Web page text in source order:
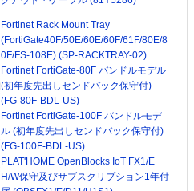
Fortinet Rack Mount Tray
(FortiGate40F/50E/60E/60F/61F/80E/8
0F/FS-108E) (SP-RACKTRAY-02)
Fortinet FortiGate-80F バンドルモデル
(初年度先出しセンドバック保守付)
(FG-80F-BDL-US)
Fortinet FortiGate-100F バンドルモデ
ル (初年度先出しセンドバック保守付)
(FG-100F-BDL-US)
PLAT'HOME OpenBlocks IoT FX1/E
H/W保守及びサブスクリプション1年付